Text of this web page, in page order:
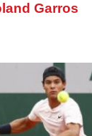
Garros